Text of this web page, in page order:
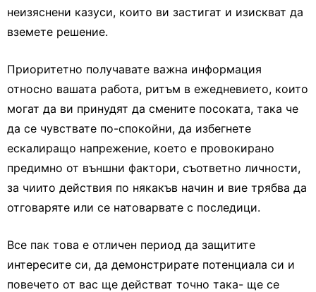
неизяснени казуси, които ви застигат и изискват да
вземете решение.
Приоритетно получавате важна информация
относно вашата работа, ритъм в ежедневието, които
могат да ви принудят да смените посоката, така че
да се чувствате по-спокойни, да избегнете
ескалиращо напрежение, което е провокирано
предимно от външни фактори, съответно личности,
за чиито действия по някакъв начин и вие трябва да
отговаряте или се натоварвате с последици.
Все пак това е отличен период да защитите
интересите си, да демонстрирате потенциала си и
повечето от вас ще действат точно така- ще се